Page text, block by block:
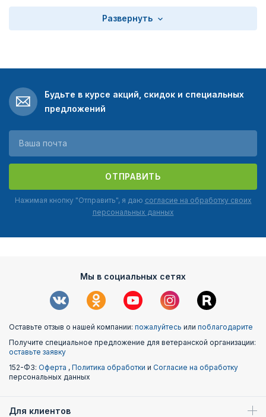
Развернуть
Будьте в курсе акций, скидок и специальных
предложений
ОТПРАВИТЬ
Нажимая кнопку "Отправить", я даю согласие на обработку своих
персональных данных
Мы в социальных сетях
Оставьте отзыв о нашей компании: пожалуйтесь или поблагодарите
Получите специальное предложение для ветеранской организации:
оставьте заявку
152-ФЗ: Оферта , Политика обработки и Согласие на обработку
персональных данных
Для клиентов